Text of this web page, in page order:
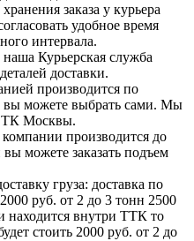
заказа у курьера
удобное время
интервала.
наша Курьерская служба
доставки.
производится по
вы можете выбрать сами. Мы
ТК Москвы.
производится до
можете заказать подъем
груза: доставка по
руб. от 2 до 3 тонн 2500
находится внутри ТТК то
стоить 2000 руб. от 2 до